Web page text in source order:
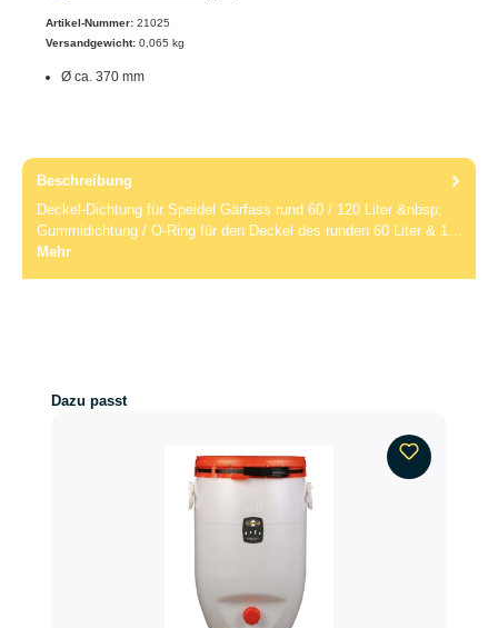
Artikel-Nummer: 21025
Versandgewicht: 0,065 kg
Ø ca. 370 mm
Beschreibung
Deckel-Dichtung für Speidel Gärfass rund 60 / 120 Liter &nbsp;
Gummidichtung / O-Ring für den Deckel des runden 60 Liter & 1…
Mehr
Produktgalerie überspringen
Dazu passt